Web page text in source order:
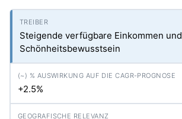
Steigende verfügbare Einkommen und
Schönheitsbewusstsein
+2.5%